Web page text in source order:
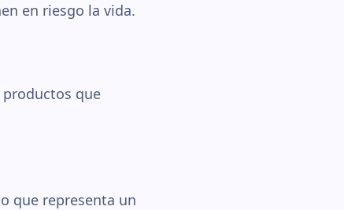
en riesgo la vida.
que
que representa un